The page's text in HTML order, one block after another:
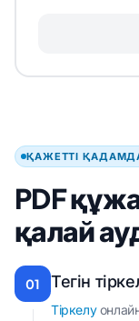
ҚАЖЕТТІ
PDF
қалай
01 Тегін
Тіркелу